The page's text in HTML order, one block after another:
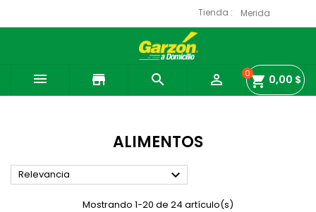
Tienda :
 store   shopping_cart
0 0,00 $
ALIMENTOS
Relevancia 
Mostrando 1-20 de 24 artículo(s)